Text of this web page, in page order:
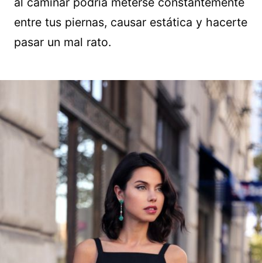
entre tus piernas, causar estática y hacerte
pasar un mal rato.